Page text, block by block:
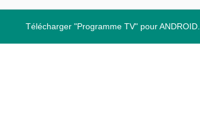
Télécharger "Programme TV" pour ANDROID.